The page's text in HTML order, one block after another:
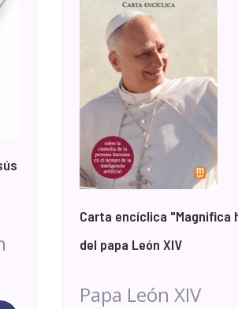
Carta encíclica "Magnifica
del papa León XIV
Papa León XIV